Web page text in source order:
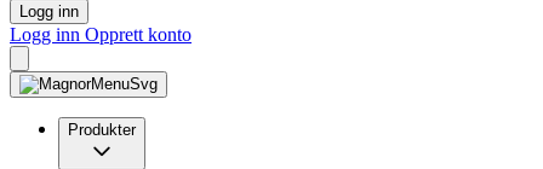
Logg inn
Logg inn Opprett konto
Produkter